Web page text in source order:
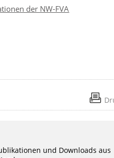
der NW-FVA
und Downloads aus